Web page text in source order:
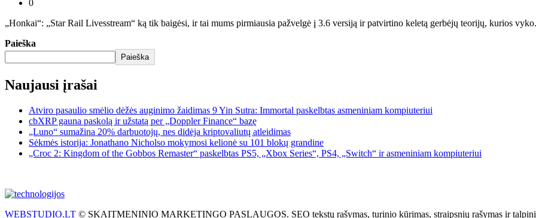
0
„Honkai“: „Star Rail Livesstream“ ką tik baigėsi, ir tai mums pirmiausia pažvelgė į 3.6 versiją ir patvirtino keletą gerbėjų teorijų, kurios
Paieška
Paieška
Naujausi įrašai
Atviro pasaulio smėlio dėžės auginimo žaidimas 9 Yin Sutra: Immortal paskelbtas asmeniniam kompiuteriui
cbXRP gauna paskolą ir užstatą per „Doppler Finance“ bazę
„Luno“ sumažina 20% darbuotojų, nes didėja kriptovaliutų atleidimas
Sėkmės istorija: Jonathano Nicholso mokymosi kelionė su 101 blokų grandine
„Croc 2: Kingdom of the Gobbos Remaster“ paskelbtas PS5, „Xbox Series“, PS4, „Switch“ ir asmeniniam kompiuteriui
WEBSTUDIO.LT © SKAITMENINIO MARKETINGO PASLAUGOS. SEO tekstų rašymas, turinio kūrimas, straipsnių rašymas ir